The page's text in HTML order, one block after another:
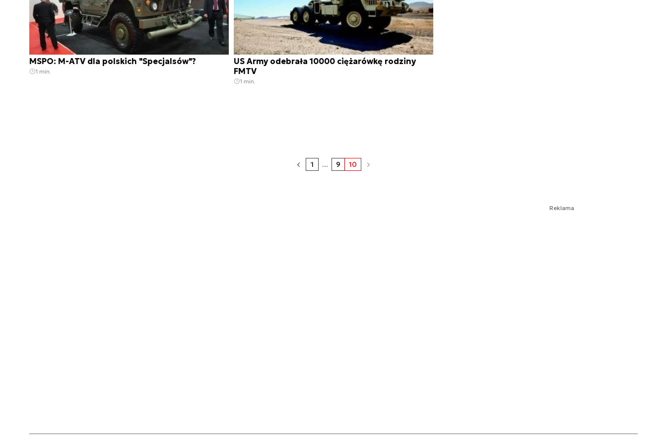
MSPO: M-ATV dla polskich "Specjalsów"?
1 min.
US Army odebrała 10000 ciężarówkę rodziny
FMTV
1 min.
1 ... 9 10
Reklama